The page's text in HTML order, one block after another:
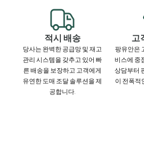
적시 배송
당사는 완벽한 공급망 및 재고
관리 시스템을 갖추고 있어 빠
른 배송을 보장하고 고객에게
유연한 도매 조달 솔루션을 제
공합니다.
고
팡유안은
비스에 중
상담부터
이 전폭적